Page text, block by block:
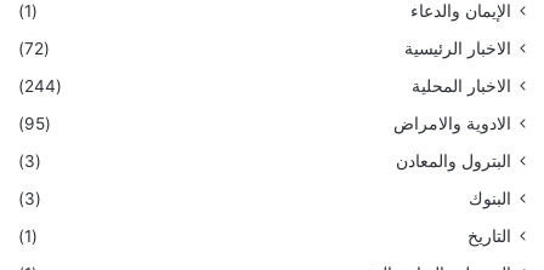
الإيمان والدعاء
(1)
الاخبار الرئيسية
(72)
الاخبار المحلية
(244)
الادوية والامراض
(95)
البترول والمعادن
(3)
البنوك
(3)
التاريخ
(1)